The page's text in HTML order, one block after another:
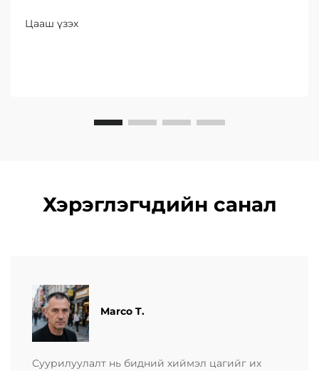
танилцуулж байна.
Цааш үзэх
Хэрэглэгчдийн санал
Marco T.
Суурилуулалт нь бидний хиймэл цагийг их